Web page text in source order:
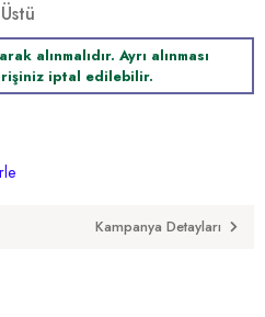
alınmalıdır. Ayrı alınması
iptal edilebilir.
Kampanya Detayları